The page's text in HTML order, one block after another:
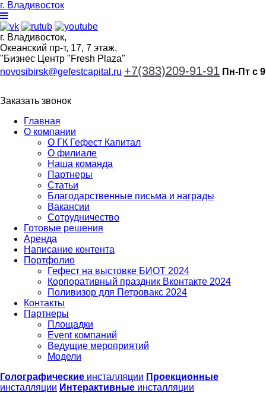
г. Владивосток
г. Владивосток,
Океанский пр-т, 17, 7 этаж,
"Бизнес Центр "Fresh Plaza"
novosibirsk@gefestcapital.ru +7(383)209-91-91 Пн-Пт с
Заказать звонок
Главная
О компании
О ГК Гефест Капитал
О филиале
Наша команда
Партнеры
Статьи
Благодарственные письма и награды
Вакансии
Сотрудничество
Готовые решения
Аренда
Написание контента
Портфолио
Гефест на выстовке БИОТ 2024
Корпоративный праздник Вконтакте 2024
Поливизор для Петровакс 2024
Контакты
Партнеры
Площадки
Event компаний
Ведущие мероприятий
Модели
Голографические инсталляции Проекционные
инсталляции Интерактивные инсталляции